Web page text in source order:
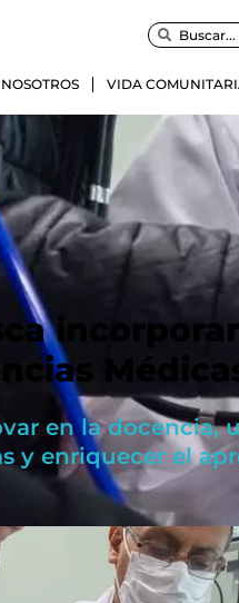
VIDA
en la docencia,
y enriquecer el